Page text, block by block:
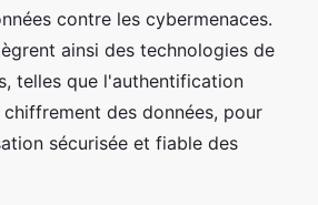
contre les cybermenaces.
ainsi des technologies de
telles que l'authentification
des données, pour
sécurisée et fiable des